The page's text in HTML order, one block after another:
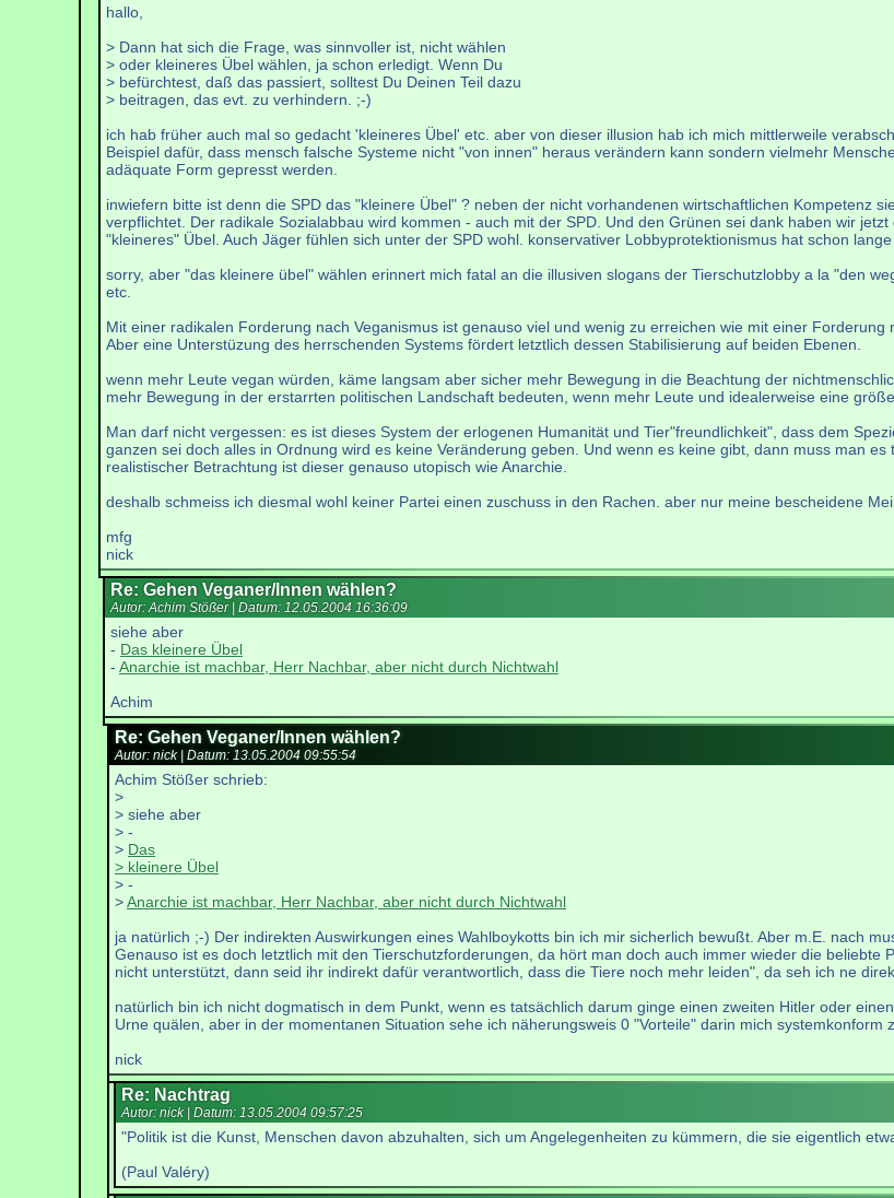
hallo,
> Dann hat sich die Frage, was sinnvoller ist, nicht wählen
> oder kleineres Übel wählen, ja schon erledigt. Wenn Du
> befürchtest, daß das passiert, solltest Du Deinen Teil dazu
> beitragen, das evt. zu verhindern. ;-)
ich hab früher auch mal so gedacht 'kleineres Übel' etc. aber von dieser illusion hab ich mich mittlerweile
Beispiel dafür, dass mensch falsche Systeme nicht "von innen" heraus verändern kann sondern vielmehr
adäquate Form gepresst werden.
inwiefern bitte ist denn die SPD das "kleinere Übel" ? neben der nicht vorhandenen wirtschaftlichen Kompetenz
verpflichtet. Der radikale Sozialabbau wird kommen - auch mit der SPD. Und den Grünen sei dank haben wir
"kleineres" Übel. Auch Jäger fühlen sich unter der SPD wohl. konservativer Lobbyprotektionismus hat schon
sorry, aber "das kleinere übel" wählen erinnert mich fatal an die illusiven slogans der Tierschutzlobby a la "den
etc.
Mit einer radikalen Forderung nach Veganismus ist genauso viel und wenig zu erreichen wie mit einer
Aber eine Unterstüzung des herrschenden Systems fördert letztlich dessen Stabilisierung auf beiden Ebenen.
wenn mehr Leute vegan würden, käme langsam aber sicher mehr Bewegung in die Beachtung der
mehr Bewegung in der erstarrten politischen Landschaft bedeuten, wenn mehr Leute und idealerweise eine
Man darf nicht vergessen: es ist dieses System der erlogenen Humanität und Tier"freundlichkeit", dass dem
ganzen sei doch alles in Ordnung wird es keine Veränderung geben. Und wenn es keine gibt, dann muss man
realistischer Betrachtung ist dieser genauso utopisch wie Anarchie.
deshalb schmeiss ich diesmal wohl keiner Partei einen zuschuss in den Rachen. aber nur meine bescheidene
mfg
nick
Re: Gehen Veganer/Innen wählen?
Autor: Achim Stößer | Datum: 12.05.2004 16:36:09
siehe aber
- Das kleinere Übel
- Anarchie ist machbar, Herr Nachbar, aber nicht durch Nichtwahl
Achim
Re: Gehen Veganer/Innen wählen?
Autor: nick | Datum: 13.05.2004 09:55:54
Achim Stößer schrieb:
>
> siehe aber
> -
> Das
> kleinere Übel
> -
>Anarchie ist machbar, Herr Nachbar, aber nicht durch Nichtwahl
ja natürlich ;-) Der indirekten Auswirkungen eines Wahlboykotts bin ich mir sicherlich bewußt. Aber m.E. nach
Genauso ist es doch letztlich mit den Tierschutzforderungen, da hört man doch auch immer wieder die beliebte
nicht unterstützt, dann seid ihr indirekt dafür verantwortlich, dass die Tiere noch mehr leiden", da seh ich ne
natürlich bin ich nicht dogmatisch in dem Punkt, wenn es tatsächlich darum ginge einen zweiten Hitler oder
Urne quälen, aber in der momentanen Situation sehe ich näherungsweis 0 "Vorteile" darin mich systemkonform
nick
Re: Nachtrag
Autor: nick | Datum: 13.05.2004 09:57:25
"Politik ist die Kunst, Menschen davon abzuhalten, sich um Angelegenheiten zu kümmern, die sie eigentlich
(Paul Valéry)